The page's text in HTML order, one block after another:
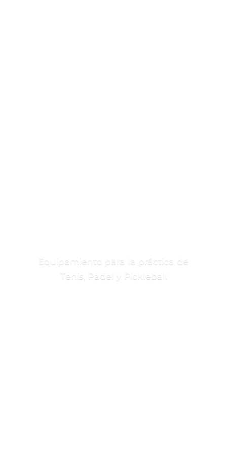
Equipamiento para la práctica de
Tenis, Padel
y Pickleball